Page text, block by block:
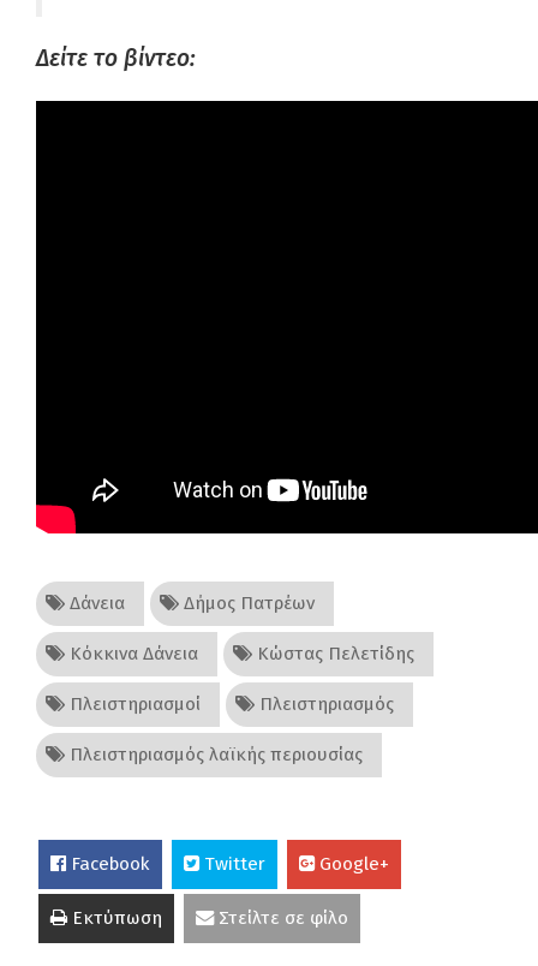
Δείτε το βίντεο:
Δάνεια Δήμος Πατρέων
Κόκκινα Δάνεια Κώστας Πελετίδης
Πλειστηριασμοί Πλειστηριασμός
Πλειστηριασμός λαϊκής περιουσίας
Facebook Twitter Google+
Εκτύπωση Στείλτε σε φίλο